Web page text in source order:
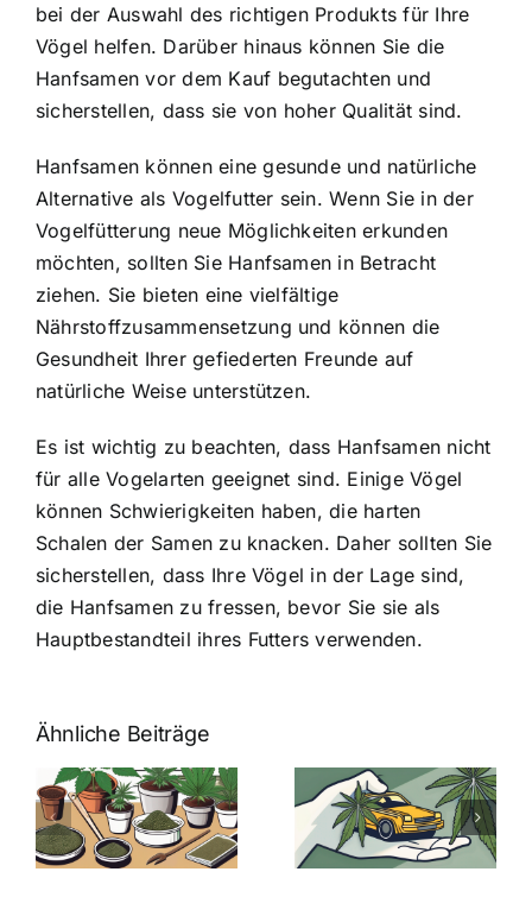
bei der Auswahl des richtigen Produkts für Ihre
Vögel helfen. Darüber hinaus können Sie die
Hanfsamen vor dem Kauf begutachten und
sicherstellen, dass sie von hoher Qualität sind.
Hanfsamen können eine gesunde und natürliche
Alternative als Vogelfutter sein. Wenn Sie in der
Vogelfütterung neue Möglichkeiten erkunden
möchten, sollten Sie Hanfsamen in Betracht
ziehen. Sie bieten eine vielfältige
Nährstoffzusammensetzung und können die
Gesundheit Ihrer gefiederten Freunde auf
natürliche Weise unterstützen.
Es ist wichtig zu beachten, dass Hanfsamen nicht
für alle Vogelarten geeignet sind. Einige Vögel
können Schwierigkeiten haben, die harten
Schalen der Samen zu knacken. Daher sollten Sie
sicherstellen, dass Ihre Vögel in der Lage sind,
die Hanfsamen zu fressen, bevor Sie sie als
Hauptbestandteil ihres Futters verwenden.
Ähnliche Beiträge
Neue THC-
Grenzwert-
Regelung:
Was Sie über
Cannabis und
Cannabis
Samen
kaufen: Alles
was Sie